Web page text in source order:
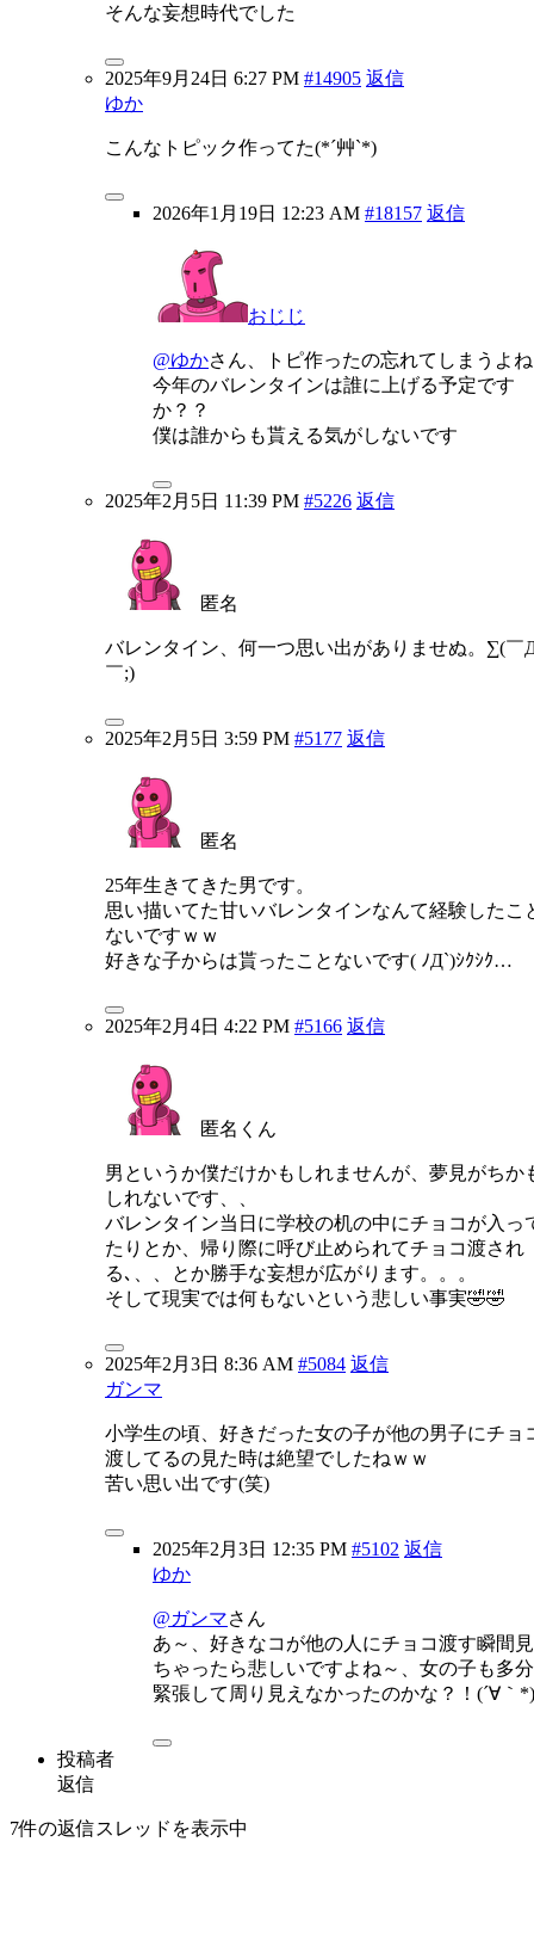
そんな妄想時代でした
2025年9月24日 6:27 PM #14905 返信
ゆか
こんなトピック作ってた(*´艸`*)
2026年1月19日 12:23 AM #18157 返信
おじじ
@ゆかさん、トピ作ったの忘れてしまうよね
今年のバレンタインは誰に上げる予定です
か？？
僕は誰からも貰える気がしないです
2025年2月5日 11:39 PM #5226 返信
匿名
バレンタイン、何一つ思い出がありませぬ。∑(￣
￣;)
2025年2月5日 3:59 PM #5177 返信
匿名
25年生きてきた男です。
思い描いてた甘いバレンタインなんて経験したこ
ないですｗｗ
好きな子からは貰ったことないです( ﾉД`)ｼｸｼｸ…
2025年2月4日 4:22 PM #5166 返信
匿名くん
男というか僕だけかもしれませんが、夢見がちか
しれないです、、
バレンタイン当日に学校の机の中にチョコが入っ
たりとか、帰り際に呼び止められてチョコ渡され
る､、、とか勝手な妄想が広がります。。。
そして現実では何もないという悲しい事実🤣🤣
2025年2月3日 8:36 AM #5084 返信
ガンマ
小学生の頃、好きだった女の子が他の男子にチョ
渡してるの見た時は絶望でしたねｗｗ
苦い思い出です(笑)
2025年2月3日 12:35 PM #5102 返信
ゆか
@ガンマさん
あ～、好きなコが他の人にチョコ渡す瞬間見
ちゃったら悲しいですよね～、女の子も多分
緊張して周り見えなかったのかな？！(´∀｀*)
投稿者
返信
7件の返信スレッドを表示中